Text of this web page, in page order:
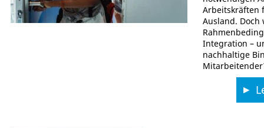
Arbeitskräften
Ausland. Doch
Integration –
nachhaltige